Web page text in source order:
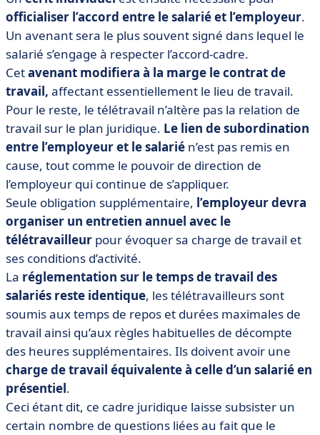
officialiser l’accord entre le salarié et l’employeur.
Un avenant sera le plus souvent signé dans lequel le
salarié s’engage à respecter l’accord-cadre.
Cetavenant modifiera à la marge le contrat de
travail, affectant essentiellement le lieu de travail.
Pour le reste, le télétravail n’altère pas la relation de
travail sur le plan juridique. Le lien de subordination
entre l’employeur et le salarié n’est pas remis en
cause, tout comme le pouvoir de direction de
l’employeur qui continue de s’appliquer.
Seule obligation supplémentaire, l’employeur devra
organiser un entretien annuel avec le
télétravailleur pour évoquer sa charge de travail et
ses conditions d’activité.
La réglementation sur le temps de travail des
salariés reste identique, les télétravailleurs sont
soumis aux temps de repos et durées maximales de
travail ainsi qu’aux règles habituelles de décompte
des heures supplémentaires. Ils doivent avoir une
charge de travail équivalente à celle d’un salarié en
présentiel.
Ceci étant dit, ce cadre juridique laisse subsister un
certain nombre de questions liées au fait que le